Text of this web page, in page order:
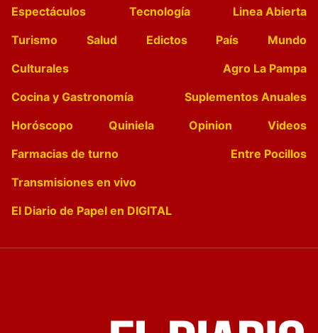
Espectáculos
Tecnología
Linea Abierta
Turismo
Salud Edictos País
Mundo
Culturales
Agro La Pampa
Cocina y Gastronomía
Suplementos Anuales
Horóscopo
Quiniela Opinion
Videos
Farmacias de turno
Entre Pocillos
Transmisiones en vivo
El Diario de Papel en DIGITAL